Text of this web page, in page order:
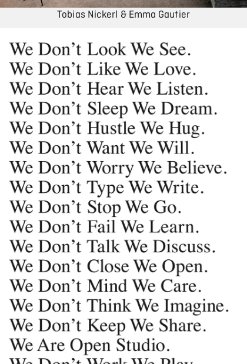
Tobias Nickerl & Emma Gautier